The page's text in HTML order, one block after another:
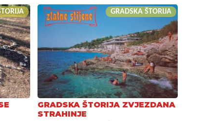
GRADSKA ŠTORIJA
GRADSKA ŠTORIJA ZVJEZDANA
STRAHINJE